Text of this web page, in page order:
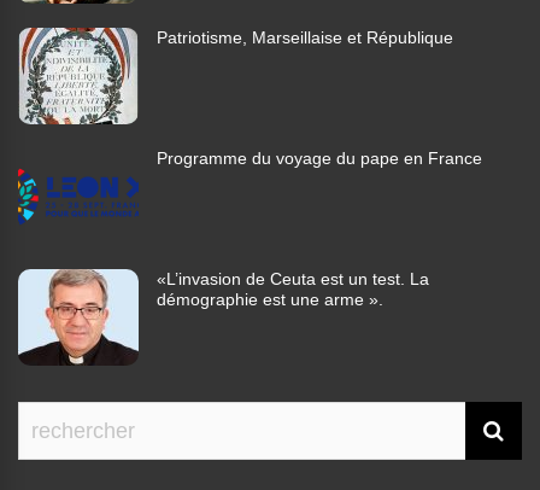
Patriotisme, Marseillaise et République
Programme du voyage du pape en France
«L’invasion de Ceuta est un test. La
démographie est une arme ».